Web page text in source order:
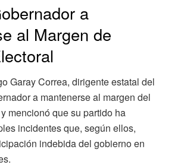
a
al Margen de
Garay Correa, dirigente estatal del
a mantenerse al margen del
mencionó que su partido ha
incidentes que, según ellos,
indebida del gobierno en